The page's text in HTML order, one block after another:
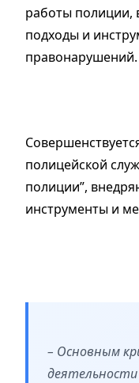
работы полиции,
подходы и
правонарушений.
полицейской
полиции”,
инструменты и
– Основным